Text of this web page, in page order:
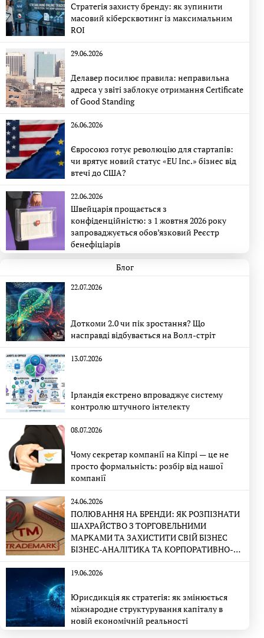
Стратегія захисту бренду: як зупинити
масовий кіберсквотинг із максимальним
ROI
29.06.2026
Делавер посилює правила: неправильна
адреса у звіті заблокує отримання Certificate
of Good Standing
26.06.2026
Євросоюз готує революцію для стартапів:
чи врятує новий статус «EU Inc.» бізнес від
втечі до США?
22.06.2026
Швейцарія прощається з
конфіденційністю: з 1 жовтня 2026 року
запроваджується обов’язковий Реєстр
бенефіціарів
Блог
22.07.2026
Доткоми 2.0 чи пік зростання? Що
насправді відбувається на Волл-стріт
13.07.2026
Ірландія екстрено впроваджує систему
контролю штучного інтелекту
08.07.2026
Чому секретар компанії на Кіпрі — це не
просто формальність: розбір від нашої
компанії
24.06.2026
ПОЛЮВАННЯ НА БРЕНДИ: ЯК РОЗПІЗНАТИ
ШАХРАЙСТВО З ТОРГОВЕЛЬНИМИ
МАРКАМИ ТА ЗАХИСТИТИ СВІЙ БІЗНЕС
БІЗНЕС-АНАЛІТИКА ТА КОРПОРАТИВНО-
ПРАВОВА ЕКСПЕРТИЗА
19.06.2026
Юрисдикція як стратегія: як змінюється
міжнародне структурування капіталу в
новій економічній реальності